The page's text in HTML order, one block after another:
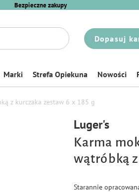
Bezpieczne zakupy
Dopasuj
Marki Strefa Opiekuna Nowości
z kurczaka zestaw 6 x 185 g
Luger's
Karma
wątróbką z
Starannie